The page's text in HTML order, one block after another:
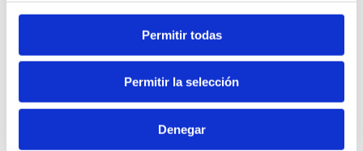
Permitir todas
Permitir la selección
Denegar
interesar...
para el bienestar y
ecológica de